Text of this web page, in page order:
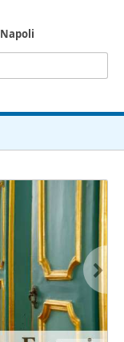
Napoli